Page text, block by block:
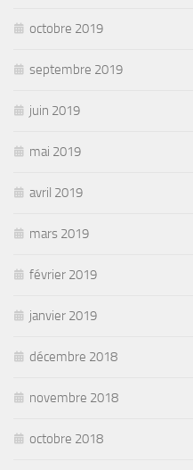
octobre 2019
septembre 2019
juin 2019
mai 2019
avril 2019
mars 2019
février 2019
janvier 2019
décembre 2018
novembre 2018
octobre 2018